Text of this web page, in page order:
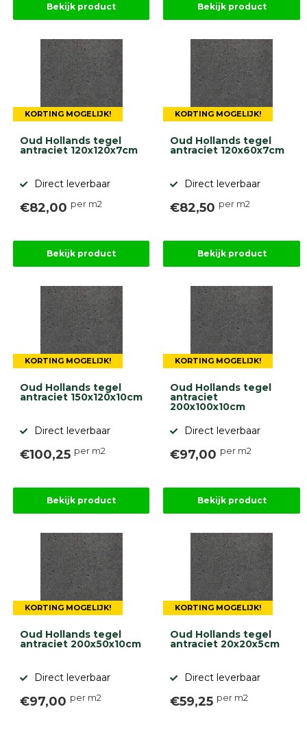
Bekijk product Bekijk product
KORTING MOGELIJK!
Oud Hollands tegel
antraciet 120x120x7cm
Direct leverbaar
€82,00 per m2
Bekijk product
KORTING MOGELIJK!
Oud Hollands tegel
antraciet 120x60x7cm
Direct leverbaar
€82,50 per m2
Bekijk product
KORTING MOGELIJK!
Oud Hollands tegel
antraciet 150x120x10cm
Direct leverbaar
€100,25 per m2
Bekijk product
KORTING MOGELIJK!
Oud Hollands tegel
antraciet
200x100x10cm
Direct leverbaar
€97,00 per m2
Bekijk product
KORTING MOGELIJK!
Oud Hollands tegel
antraciet 200x50x10cm
Direct leverbaar
€97,00 per m2
KORTING MOGELIJK!
Oud Hollands tegel
antraciet 20x20x5cm
Direct leverbaar
€59,25 per m2